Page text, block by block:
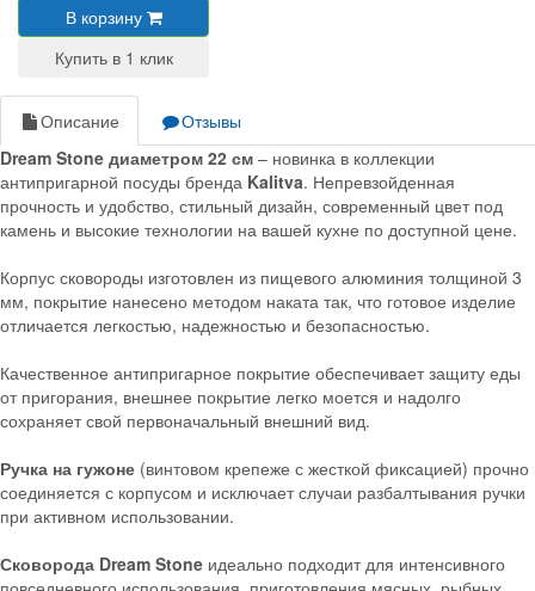
В корзину
Описание
Отзывы
Dream Stone диаметром 22 см – новинка в коллекции
антипригарной посуды бренда Kalitva. Непревзойденная
прочность и удобство, стильный дизайн, современный цвет под
камень и высокие технологии на вашей кухне по доступной цене.
Корпус сковороды изготовлен из пищевого алюминия толщиной 3
мм, покрытие нанесено методом наката так, что готовое изделие
отличается легкостью, надежностью и безопасностью.
Качественное антипригарное покрытие обеспечивает защиту еды
от пригорания, внешнее покрытие легко моется и надолго
сохраняет свой первоначальный внешний вид.
Ручка на гужоне (винтовом крепеже с жесткой фиксацией) прочно
соединяется с корпусом и исключает случаи разбалтывания ручки
при активном использовании.
Сковорода Dream Stone идеально подходит для интенсивного